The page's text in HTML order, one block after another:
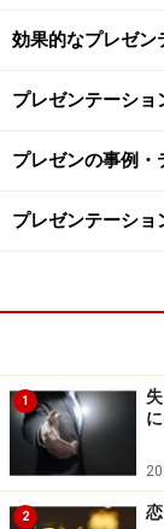
ためにがんば
気にならない
それよりもっ
想像する」こ
うようなシチ
1つエピソード
の笑顔をどう
らしかったの
雲泥の差。そ
お話です。
効果的なプレゼン
プレゼンテーショ
プレゼンの事例・
プレゼンテーショ
1
2